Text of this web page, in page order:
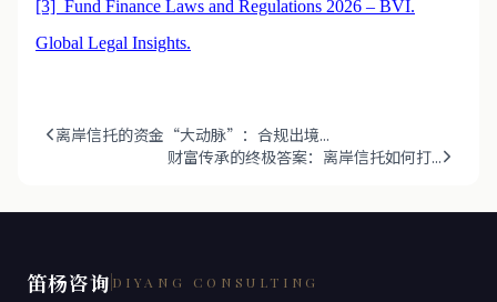
离岸信托的资金“大动脉”：合规出境...